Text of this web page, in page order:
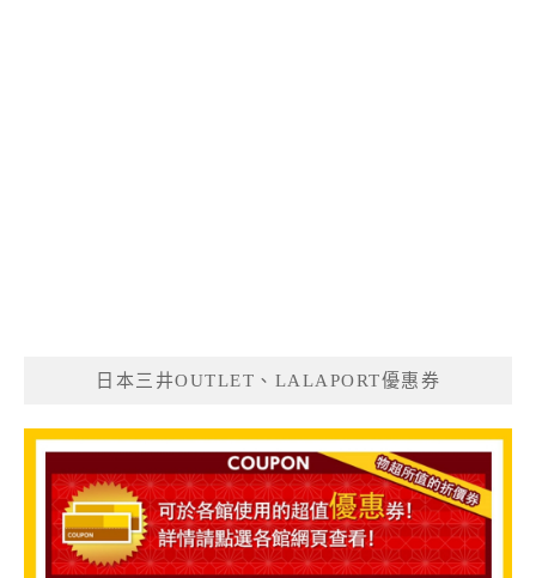
日本三井OUTLET、LALAPORT優惠券